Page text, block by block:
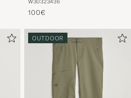
W30323436
100€
OUTDOOR